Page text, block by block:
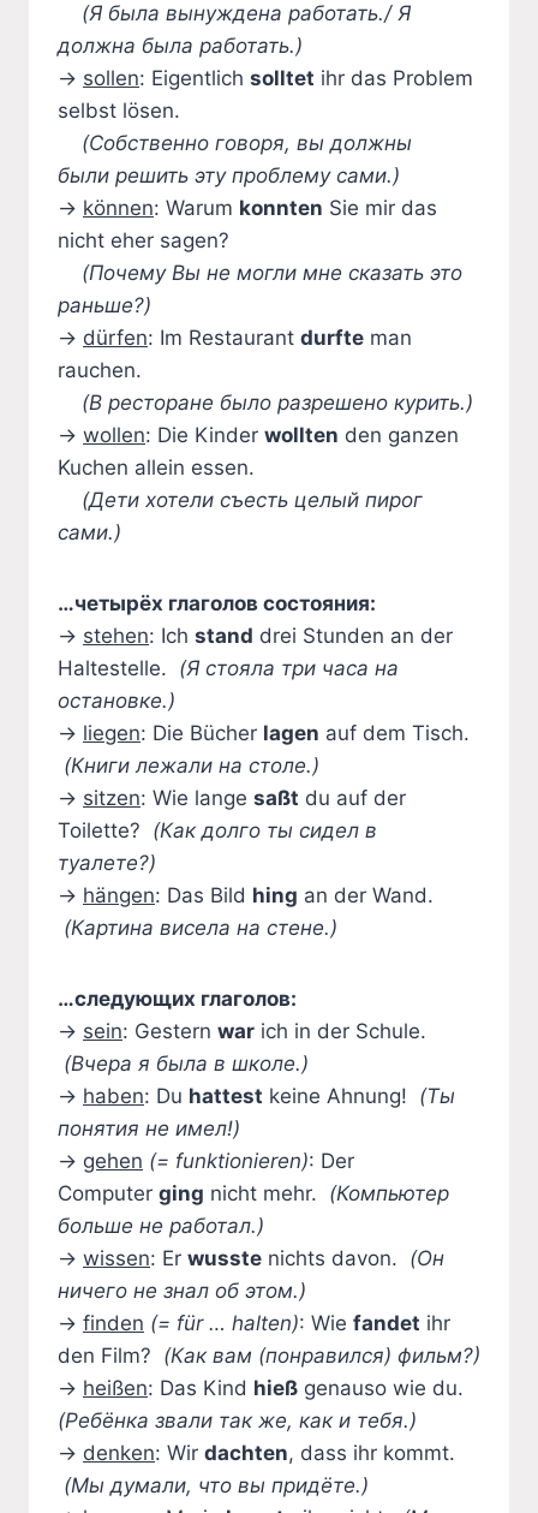
(Я была вынуждена работать./ Я
должна была работать.)
→ sollen: Eigentlich solltet ihr das Problem
selbst lösen.
(Собственно говоря, вы должны
были решить эту проблему сами.)
→ können: Warum konnten Sie mir das
nicht eher sagen?
(Почему Вы не могли мне сказать это
раньше?)
→ dürfen: Im Restaurant durfte man
rauchen.
(В ресторане было разрешено курить.)
→ wollen: Die Kinder wollten den ganzen
Kuchen allein essen.
(Дети хотели съесть целый пирог
сами.)
…четырёх глаголов состояния:
→ stehen: Ich stand drei Stunden an der
Haltestelle. (Я стояла три часа на
остановке.)
→ liegen: Die Bücher lagen auf dem Tisch.
(Книги лежали на столе.)
→ sitzen: Wie lange saßt du auf der
Toilette? (Как долго ты сидел в
туалете?)
→ hängen: Das Bild hing an der Wand.
(Картина висела на стене.)
…следующих глаголов:
→ sein: Gestern war ich in der Schule.
(Вчера я была в школе.)
→ haben: Du hattest keine Ahnung! (Ты
понятия не имел!)
→ gehen (= funktionieren): Der
Computer ging nicht mehr. (Компьютер
больше не работал.)
→ wissen: Er wusste nichts davon. (Он
ничего не знал об этом.)
→ finden (= für … halten): Wie fandet ihr
den Film? (Как вам (понравился) фильм?)
→ heißen: Das Kind hieß genauso wie du.
(Ребёнка звали так же, как и тебя.)
→ denken: Wir dachten, dass ihr kommt.
(Мы думали, что вы придёте.)